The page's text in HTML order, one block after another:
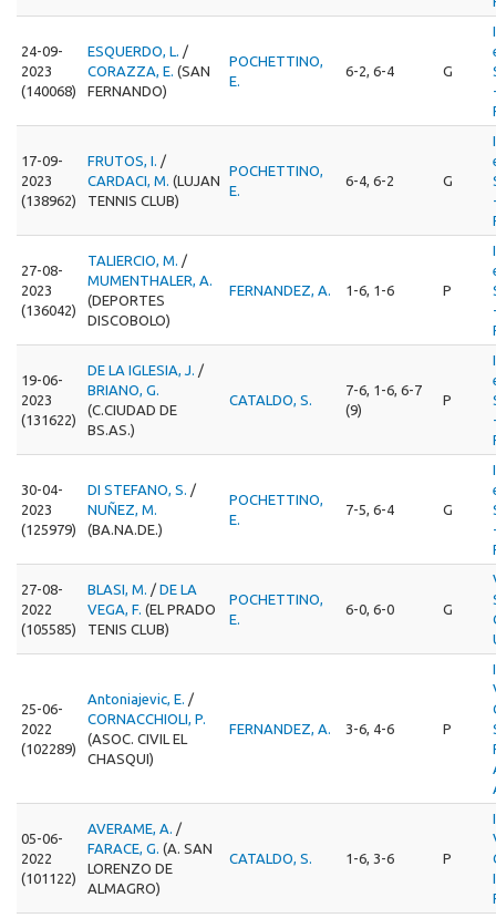
24-09-
2023
(140068)
ESQUERDO, L. /
CORAZZA, E. (SAN
FERNANDO)
POCHETTINO,
E.
6-2, 6-4 G
17-09-
2023
(138962)
FRUTOS, I. /
CARDACI, M. (LUJAN
TENNIS CLUB)
POCHETTINO,
E.
6-4, 6-2 G
27-08-
2023
(136042)
TALIERCIO, M. /
MUMENTHALER, A.
(DEPORTES
DISCOBOLO)
FERNANDEZ, A. 1-6, 1-6 P
19-06-
2023
(131622)
DE LA IGLESIA, J. /
BRIANO, G.
(C.CIUDAD DE
BS.AS.)
CATALDO, S.
7-6, 1-6, 6-7
(9)
P
30-04-
2023
(125979)
DI STEFANO, S. /
NUÑEZ, M.
(BA.NA.DE.)
POCHETTINO,
E.
7-5, 6-4 G
27-08-
2022
(105585)
BLASI, M. / DE LA
VEGA, F. (EL PRADO
TENIS CLUB)
POCHETTINO,
E.
6-0, 6-0 G
25-06-
2022
(102289)
Antoniajevic, E. /
CORNACCHIOLI, P.
(ASOC. CIVIL EL
CHASQUI)
FERNANDEZ, A. 3-6, 4-6 P
05-06-
2022
(101122)
AVERAME, A. /
FARACE, G. (A. SAN
LORENZO DE
ALMAGRO)
CATALDO, S. 1-6, 3-6 P